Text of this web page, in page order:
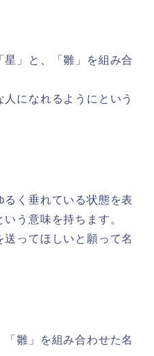
」と、「雛」を組み合
になれるようにという
るく垂れている状態を表
う意味を持ちます。
ってほしいと願って名
雛」を組み合わせた名